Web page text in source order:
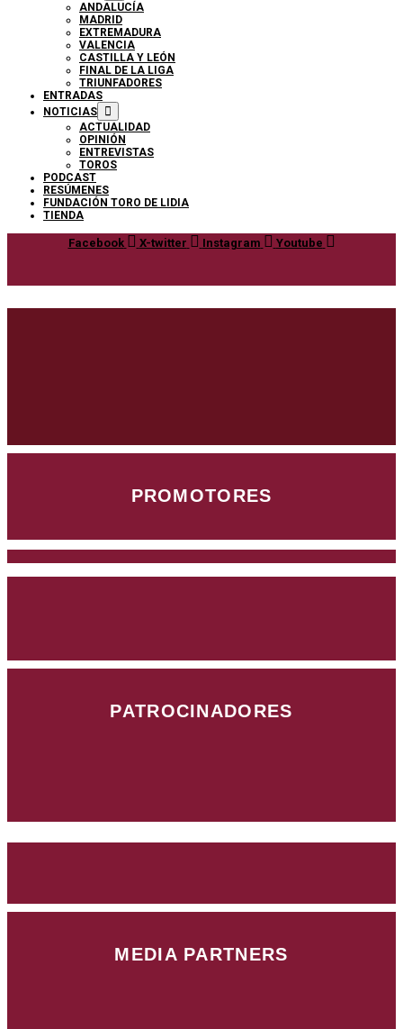
ANDALUCÍA
MADRID
EXTREMADURA
VALENCIA
CASTILLA Y LEÓN
FINAL DE LA LIGA
TRIUNFADORES
ENTRADAS
NOTICIAS
ACTUALIDAD
OPINIÓN
ENTREVISTAS
TOROS
PODCAST
RESÚMENES
FUNDACIÓN TORO DE LIDIA
TIENDA
Facebook X-twitter Instagram Youtube
PROMOTORES
PATROCINADORES
MEDIA PARTNERS